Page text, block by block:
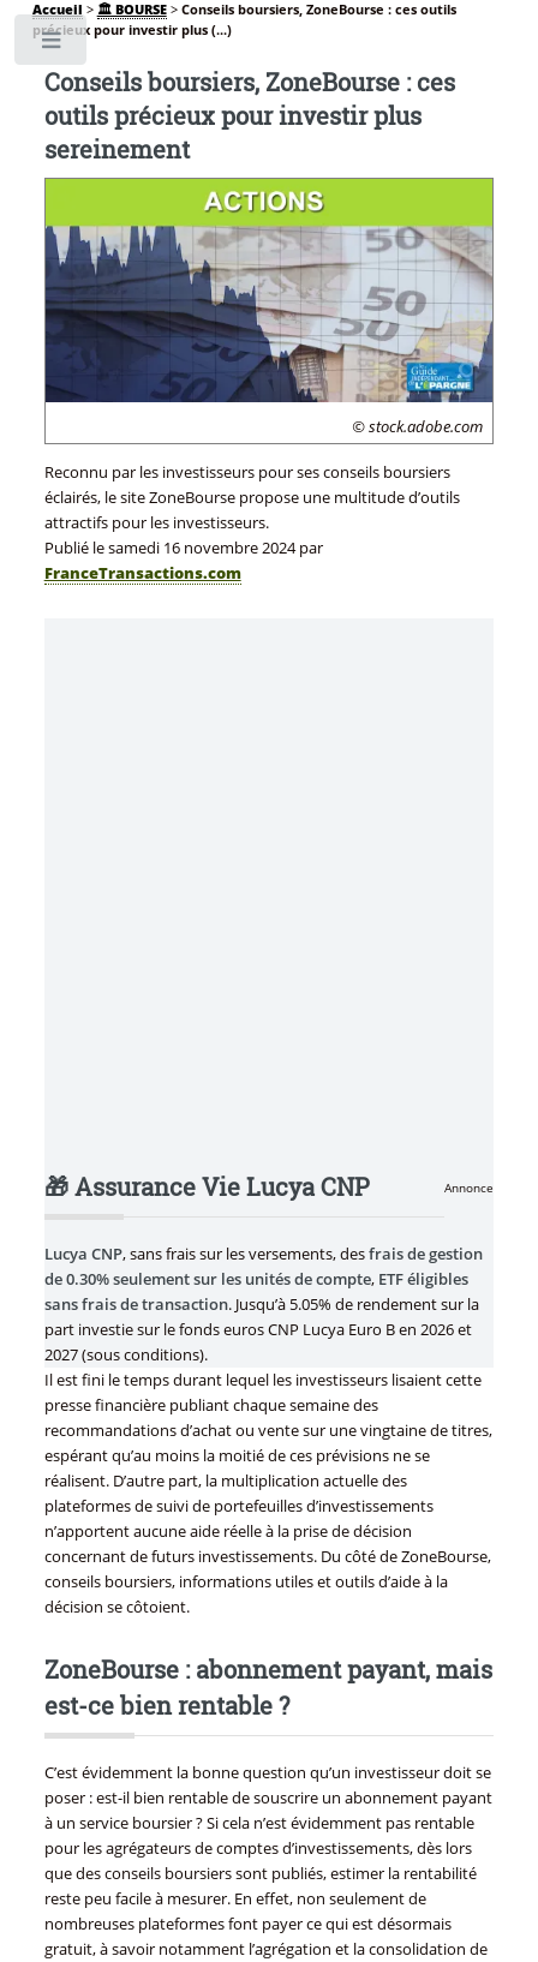
Accueil > 🏛️ BOURSE> Conseils boursiers, ZoneBourse : ces outils
précieux pour investir plus (...)
Conseils boursiers, ZoneBourse : ces
outils précieux pour investir plus
sereinement
© stock.adobe.com
Reconnu par les investisseurs pour ses conseils boursiers
éclairés, le site ZoneBourse propose une multitude d’outils
attractifs pour les investisseurs.
Publié lesamedi 16 novembre 2024par
FranceTransactions.com
Annonce
🎁 Assurance Vie Lucya CNP
Lucya CNP, sans frais sur les versements, desfrais de gestion
de 0.30% seulement sur les unités de compte, ETF éligibles
sans frais de transaction. Jusqu’à 5.05% de rendement sur la
part investie sur le fonds euros CNP Lucya Euro B en 2026 et
2027 (sous conditions).
Il est fini le temps durant lequel les investisseurs lisaient cette
presse financière publiant chaque semaine des
recommandations d’achat ou vente sur une vingtaine de titres,
espérant qu’au moins la moitié de ces prévisions ne se
réalisent. D’autre part, la multiplication actuelle des
plateformes de suivi de portefeuilles d’investissements
n’apportent aucune aide réelle à la prise de décision
concernant de futurs investissements. Du côté de ZoneBourse,
conseils boursiers, informations utiles et outils d’aide à la
décision se côtoient.
ZoneBourse : abonnement payant, mais
est-ce bien rentable ?
C’est évidemment la bonne question qu’un investisseur doit se
poser : est-il bien rentable de souscrire un abonnement payant
à un service boursier ? Si cela n’est évidemment pas rentable
pour les agrégateurs de comptes d’investissements, dès lors
que des conseils boursiers sont publiés, estimer la rentabilité
reste peu facile à mesurer. En effet, non seulement de
nombreuses plateformes font payer ce qui est désormais
gratuit, à savoir notamment l’agrégation et la consolidation de